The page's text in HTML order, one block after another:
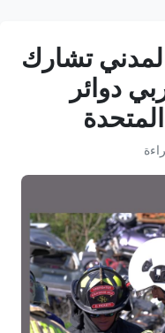
تشارك
دوائر